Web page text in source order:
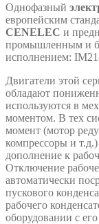
Однофазный
европейским
CENELEC и
промышленным и
исполнением:
Двигатели этой
обладают
используются в
моментом. В тех
момент (мотор
компрессоры и т.д.)
дополнение к
Отключение
автоматически
пускового
рабочего
оборудовании с